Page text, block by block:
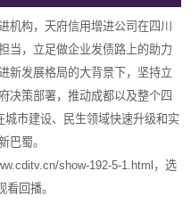
机构，天府信用增进公司在四川
当，立足做企业发债路上的助力
新发展格局的大背景下，坚持立
决策部署，推动成都以及整个四
城市建设、民生领域快速升级和实
巴蜀。
show-192-5-1.html ，选
看回播。